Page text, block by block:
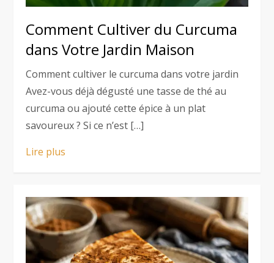
Comment Cultiver du Curcuma
dans Votre Jardin Maison
Comment cultiver le curcuma dans votre jardin
Avez-vous déjà dégusté une tasse de thé au
curcuma ou ajouté cette épice à un plat
savoureux ? Si ce n’est […]
Lire plus